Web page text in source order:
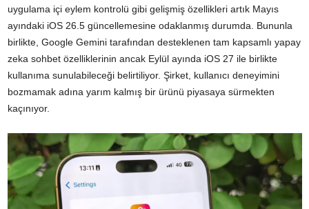
uygulama içi eylem kontrolü gibi gelişmiş özellikleri artık Mayıs
ayındaki iOS 26.5 güncellemesine odaklanmış durumda. Bununla
birlikte, Google Gemini tarafından desteklenen tam kapsamlı yapay
zeka sohbet özelliklerinin ancak Eylül ayında iOS 27 ile birlikte
kullanıma sunulabileceği belirtiliyor. Şirket, kullanıcı deneyimini
bozmamak adına yarım kalmış bir ürünü piyasaya sürmekten
kaçınıyor.